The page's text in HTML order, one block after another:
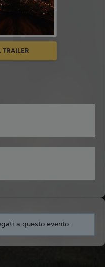
TRAILER
a questo evento.